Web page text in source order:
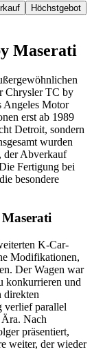
Höchstgebot
Maserati
Chrysler TC by
Angeles Motor
erst ab 1989
Detroit, sondern
wurden
der Abverkauf
Fertigung bei
besondere
K-Car-
Modifikationen,
Der Wagen war
konkurrieren und
direkten
verlief parallel
Nach
präsentiert,
weiter, der wieder